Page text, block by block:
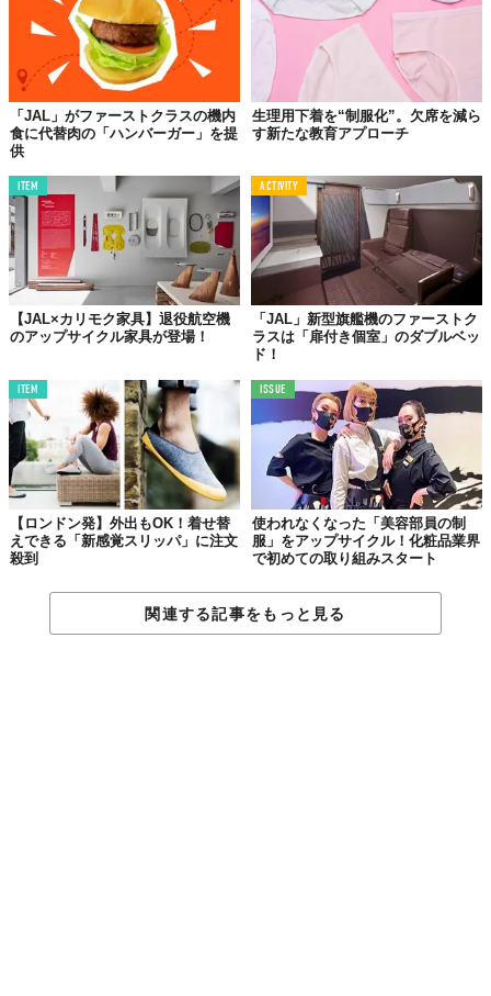
「JAL」がファーストクラスの機内
食に代替肉の「ハンバーガー」を提
供
生理用下着を“制服化”。欠席を減ら
す新たな教育アプローチ
ITEM
【JAL×カリモク家具】退役航空機
のアップサイクル家具が登場！
ACTIVITY
「JAL」新型旗艦機のファーストク
ラスは「扉付き個室」のダブルベッ
ド！
ITEM
【ロンドン発】外出もOK！着せ替
えできる「新感覚スリッパ」に注文
殺到
ISSUE
使われなくなった「美容部員の制
服」をアップサイクル！化粧品業界
で初めての取り組みスタート
関連する記事をもっと見る